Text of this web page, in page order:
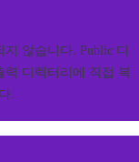
지 않습니다. Public 디
력 디렉터리에 직접 복
.